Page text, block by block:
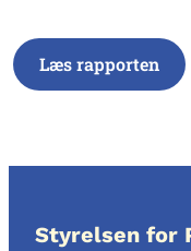
Læs rapporten
Styrelsen for